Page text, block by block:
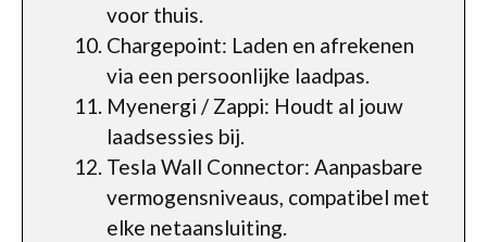
voor thuis.
Chargepoint: Laden en afrekenen
via een persoonlijke laadpas.
Myenergi / Zappi: Houdt al jouw
laadsessies bij.
Tesla Wall Connector: Aanpasbare
vermogensniveaus, compatibel met
elke netaansluiting.